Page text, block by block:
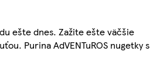
ešte dnes. Zažite ešte väčšie
Purina AdVENTuROS nugetky s